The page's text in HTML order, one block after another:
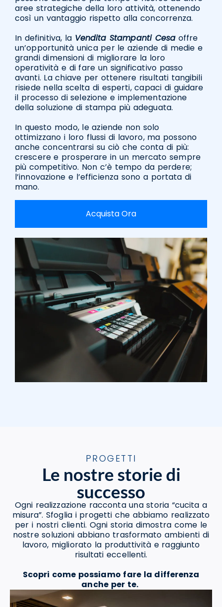
aree strategiche della loro attività, ottenendo
così un vantaggio rispetto alla concorrenza.
In definitiva, la Vendita Stampanti Cesa offre
un’opportunità unica per le aziende di medie e
grandi dimensioni di migliorare la loro
operatività e di fare un significativo passo
avanti. La chiave per ottenere risultati tangibili
risiede nella scelta di esperti, capaci di guidare
il processo di selezione e implementazione
della soluzione di stampa più adeguata.
In questo modo, le aziende non solo
ottimizzano i loro flussi di lavoro, ma possono
anche concentrarsi su ciò che conta di più:
crescere e prosperare in un mercato sempre
più competitivo. Non c’è tempo da perdere;
l’innovazione e l’efficienza sono a portata di
mano.
Acquista Ora
PROGETTI
Le nostre storie di
successo
Ogni realizzazione racconta una storia “cucita a
misura”. Sfoglia i progetti che abbiamo realizzato
per i nostri clienti. Ogni storia dimostra come le
nostre soluzioni abbiano trasformato ambienti di
lavoro, migliorato la produttività e raggiunto
risultati eccellenti.
Scopri come possiamo fare la differenza
anche per te.